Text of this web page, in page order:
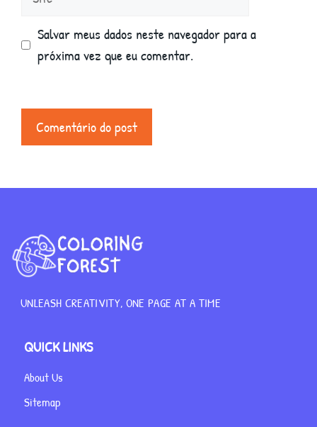
Salvar meus dados neste navegador para a
próxima vez que eu comentar.
UNLEASH CREATIVITY, ONE PAGE AT A TIME
QUICK LINKS
About Us
Sitemap